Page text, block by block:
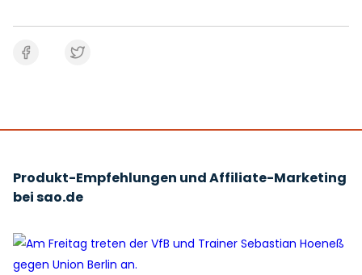
Produkt-Empfehlungen und Affiliate-Marketing
bei sao.de